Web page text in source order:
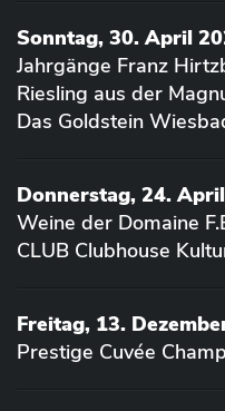
Sonntag, 30. April
Jahrgänge Franz
Riesling aus der
Das Goldstein
Donnerstag, 24.
Weine der Domaine
CLUB Clubhouse
Freitag, 13.
Prestige Cuvée